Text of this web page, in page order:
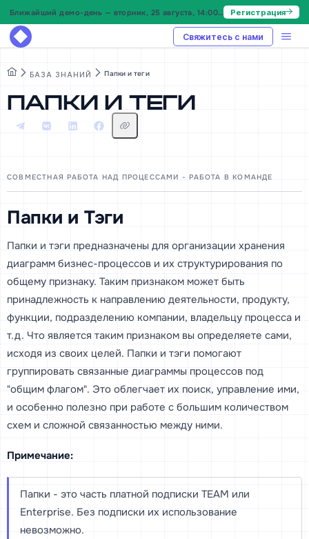
Ближайший демо-день — вторник, 25 августа, 14:00 МСК Регистрация
Свяжитесь с нами
БАЗА ЗНАНИЙ Папки и теги
Папки и теги
CОВМЕСТНАЯ РАБОТА НАД ПРОЦЕССАМИ - РАБОТА В КОМАНДЕ
Папки и Тэги
Папки и тэги предназначены для организации хранения
диаграмм бизнес-процессов и их структурирования по
общему признаку. Таким признаком может быть
принадлежность к направлению деятельности, продукту,
функции, подразделению компании, владельцу процесса и
т.д. Что является таким признаком вы определяете сами,
исходя из своих целей. Папки и тэги помогают
группировать связанные диаграммы процессов под
"общим флагом". Это облегчает их поиск, управление ими,
и особенно полезно при работе с большим количеством
схем и сложной связанностью между ними.
Примечание:
Папки - это часть платной подписки TEAM или
Enterprise. Без подписки их использование
невозможно.